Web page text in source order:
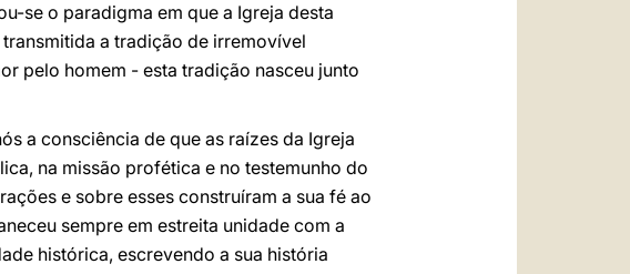
se o paradigma em que a Igreja desta
a tradição de irremovível
pelo homem - esta tradição nasceu junto
a consciência de que as raízes da Igreja
na missão profética e no testemunho do
e sobre esses construíram a sua fé ao
sempre em estreita unidade com a
histórica, escrevendo a sua história